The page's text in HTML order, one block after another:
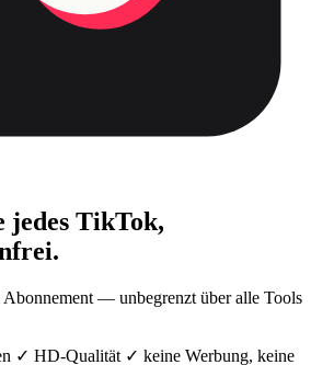
jedes TikTok,
— unbegrenzt über alle Tools
✓ HD-Qualität ✓ keine Werbung, keine